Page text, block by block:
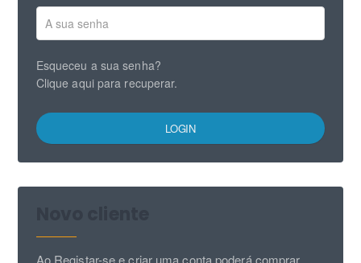
Ao Registar-se e criar uma conta poderá comprar
Esqueceu a sua senha?
Clique aqui para recuperar.
LOGIN